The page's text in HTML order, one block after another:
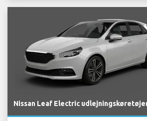
Nissan Leaf Electric